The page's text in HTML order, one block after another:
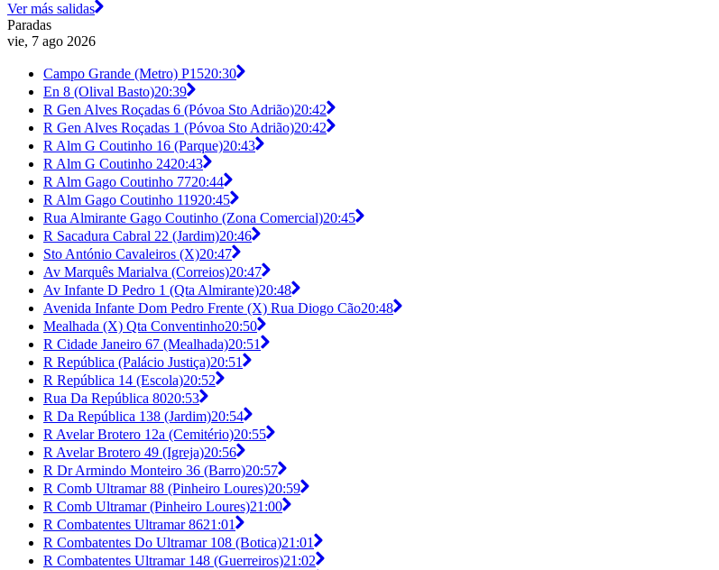
Ver más salidas
Paradas
vie, 7 ago 2026
Campo Grande (Metro) P1520:30
En 8 (Olival Basto)20:39
R Gen Alves Roçadas 6 (Póvoa Sto Adrião)20:42
R Gen Alves Roçadas 1 (Póvoa Sto Adrião)20:42
R Alm G Coutinho 16 (Parque)20:43
R Alm G Coutinho 2420:43
R Alm Gago Coutinho 7720:44
R Alm Gago Coutinho 11920:45
Rua Almirante Gago Coutinho (Zona Comercial)20:45
R Sacadura Cabral 22 (Jardim)20:46
Sto António Cavaleiros (X)20:47
Av Marquês Marialva (Correios)20:47
Av Infante D Pedro 1 (Qta Almirante)20:48
Avenida Infante Dom Pedro Frente (X) Rua Diogo Cão20:48
Mealhada (X) Qta Conventinho20:50
R Cidade Janeiro 67 (Mealhada)20:51
R República (Palácio Justiça)20:51
R República 14 (Escola)20:52
Rua Da República 8020:53
R Da República 138 (Jardim)20:54
R Avelar Brotero 12a (Cemitério)20:55
R Avelar Brotero 49 (Igreja)20:56
R Dr Armindo Monteiro 36 (Barro)20:57
R Comb Ultramar 88 (Pinheiro Loures)20:59
R Comb Ultramar (Pinheiro Loures)21:00
R Combatentes Ultramar 8621:01
R Combatentes Do Ultramar 108 (Botica)21:01
R Combatentes Ultramar 148 (Guerreiros)21:02